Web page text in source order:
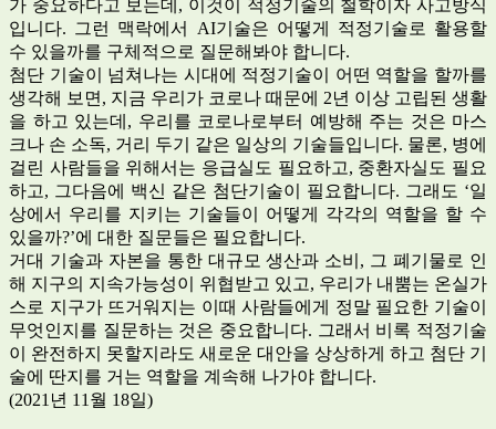
가 중요하다고 보는데, 이것이 적정기술의 철학이자 사고방식
입니다. 그런 맥락에서 AI기술은 어떻게 적정기술로 활용할
수 있을까를 구체적으로 질문해봐야 합니다.
첨단 기술이 넘쳐나는 시대에 적정기술이 어떤 역할을 할까를
생각해 보면, 지금 우리가 코로나 때문에 2년 이상 고립된 생활
을 하고 있는데, 우리를 코로나로부터 예방해 주는 것은 마스
크나 손 소독, 거리 두기 같은 일상의 기술들입니다. 물론, 병에
걸린 사람들을 위해서는 응급실도 필요하고, 중환자실도 필요
하고, 그다음에 백신 같은 첨단기술이 필요합니다. 그래도 ‘일
상에서 우리를 지키는 기술들이 어떻게 각각의 역할을 할 수
있을까?’에 대한 질문들은 필요합니다.
거대 기술과 자본을 통한 대규모 생산과 소비, 그 폐기물로 인
해 지구의 지속가능성이 위협받고 있고, 우리가 내뿜는 온실가
스로 지구가 뜨거워지는 이때 사람들에게 정말 필요한 기술이
무엇인지를 질문하는 것은 중요합니다. 그래서 비록 적정기술
이 완전하지 못할지라도 새로운 대안을 상상하게 하고 첨단 기
술에 딴지를 거는 역할을 계속해 나가야 합니다.
(2021년 11월 18일)